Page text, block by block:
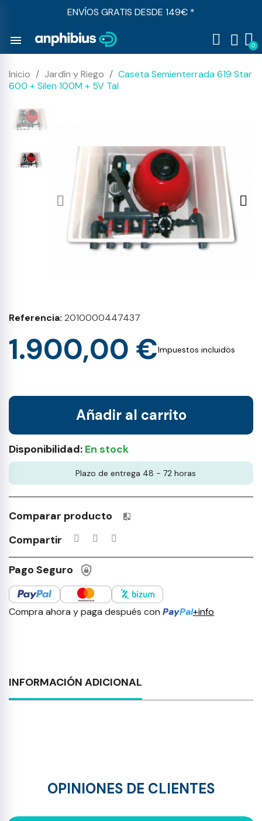
ENVÍOS GRATIS DESDE 149€ *
menu
Inicio Jardín y Riego
Caseta Semienterrada 619 Star
600 + Silen 100M + 5V Tal
Referencia 2010000447437
1.900,00 €Impuestos incluidos
Añadir al carrito
Disponibilidad: En stock
Plazo de entrega 48 - 72 horas
Comparar producto Productos incluidos en tu lista
Compartir
Pago Seguro
Compra ahora y paga después con PayPal+info
INFORMACIÓN ADICIONAL
OPINIONES DE CLIENTES